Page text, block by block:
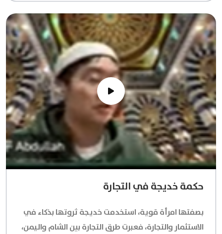
حكمة خديجة في التجارة
بصفتها امرأة قوية، استخدمت خديجة ثروتها بذكاء في
الاستثمار والتجارة، فعبرت طرق التجارة بين الشام واليمن،